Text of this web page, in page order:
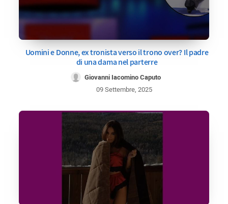
Uomini e Donne, ex tronista verso il trono over? Il padre
di una dama nel parterre
Giovanni Iacomino Caputo
09 Settembre, 2025